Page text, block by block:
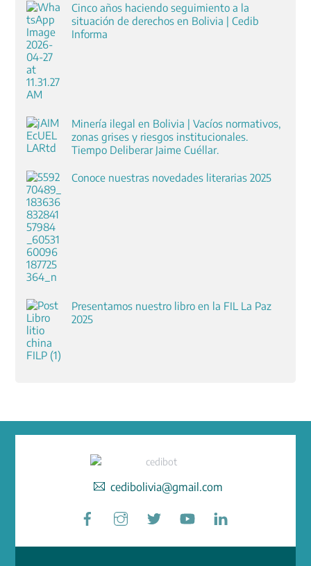
Cinco años haciendo seguimiento a la
situación de derechos en Bolivia | Cedib
Informa
Minería ilegal en Bolivia | Vacíos normativos,
zonas grises y riesgos institucionales.
Tiempo Deliberar Jaime Cuéllar.
Conoce nuestras novedades literarias 2025
Presentamos nuestro libro en la FIL La Paz
2025
cedibolivia@gmail.com
Facebook